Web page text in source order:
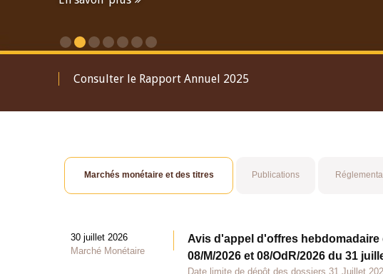
Consulter le Rapport Annuel 2025
Marchés monétaire et des titres Publications
30 juillet 2026
Marché Monétaire
Avis d'appel d'offres hebdomadaire
08/M/2026 et 08/OdR/2026 du 31
Date limite de dépôt des dossiers 31 Juillet